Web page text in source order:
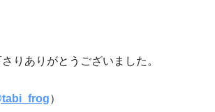
りありがとうございました。
tabi_frog）